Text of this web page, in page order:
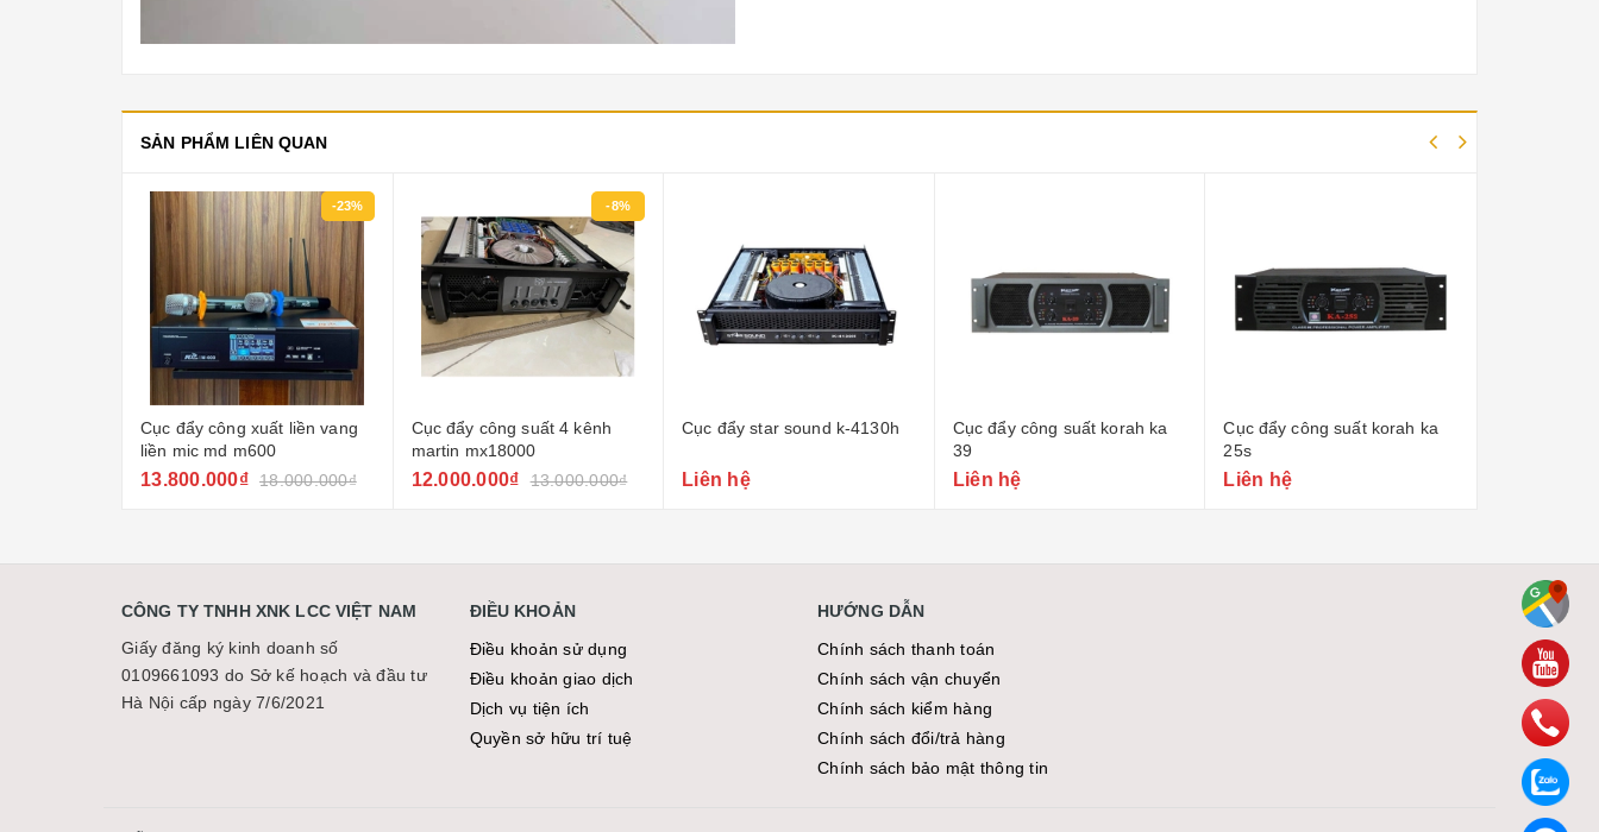
SẢN PHẨM LIÊN QUAN
-8%
Cục đẩy công suất 4 kênh
martin mx18000
12.000.000₫ 13.000.000₫
Cục đẩy star sound k-4130h
Liên hệ
Cục đẩy công suất korah ka
Liên hệ
Cục đẩy công suất korah ka
25s
Liên hệ
Công suất sl-4800
Liên hệ
CÔNG TY TNHH XNK LCC VIỆT NAM
Giấy đăng ký kinh doanh số
0109661093 do Sở kế hoạch và đầu tư
Hà Nội cấp ngày 7/6/2021
ĐIỀU KHOẢN
Điều khoản sử dụng
Điều khoản giao dịch
Dịch vụ tiện ích
Quyền sở hữu trí tuệ
HƯỚNG DẪN
Chính sách thanh toán
Chính sách vận chuyển
Chính sách kiểm hàng
Chính sách đổi/trả hàng
Chính sách bảo mật thông tin